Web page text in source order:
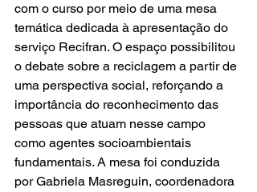
com o curso por meio de uma mesa
temática dedicada à apresentação do
serviço Recifran. O espaço possibilitou
o debate sobre a reciclagem a partir de
uma perspectiva social, reforçando a
importância do reconhecimento das
pessoas que atuam nesse campo
como agentes socioambientais
fundamentais. A mesa foi conduzida
por Gabriela Masreguin, coordenadora